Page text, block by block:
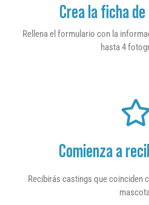
Crea la ficha
Rellena el formulario con la
hasta 4
Comienza a
Recibirás castings que coinciden